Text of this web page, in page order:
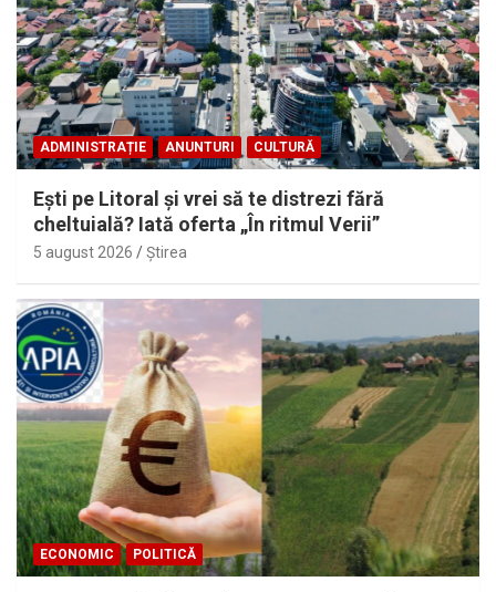
ADMINISTRAȚIE ANUNTURI CULTURĂ
Eşti pe Litoral şi vrei să te distrezi fără
cheltuială? Iată oferta „În ritmul Verii”
5 august 2026 Ştirea
ECONOMIC POLITICĂ